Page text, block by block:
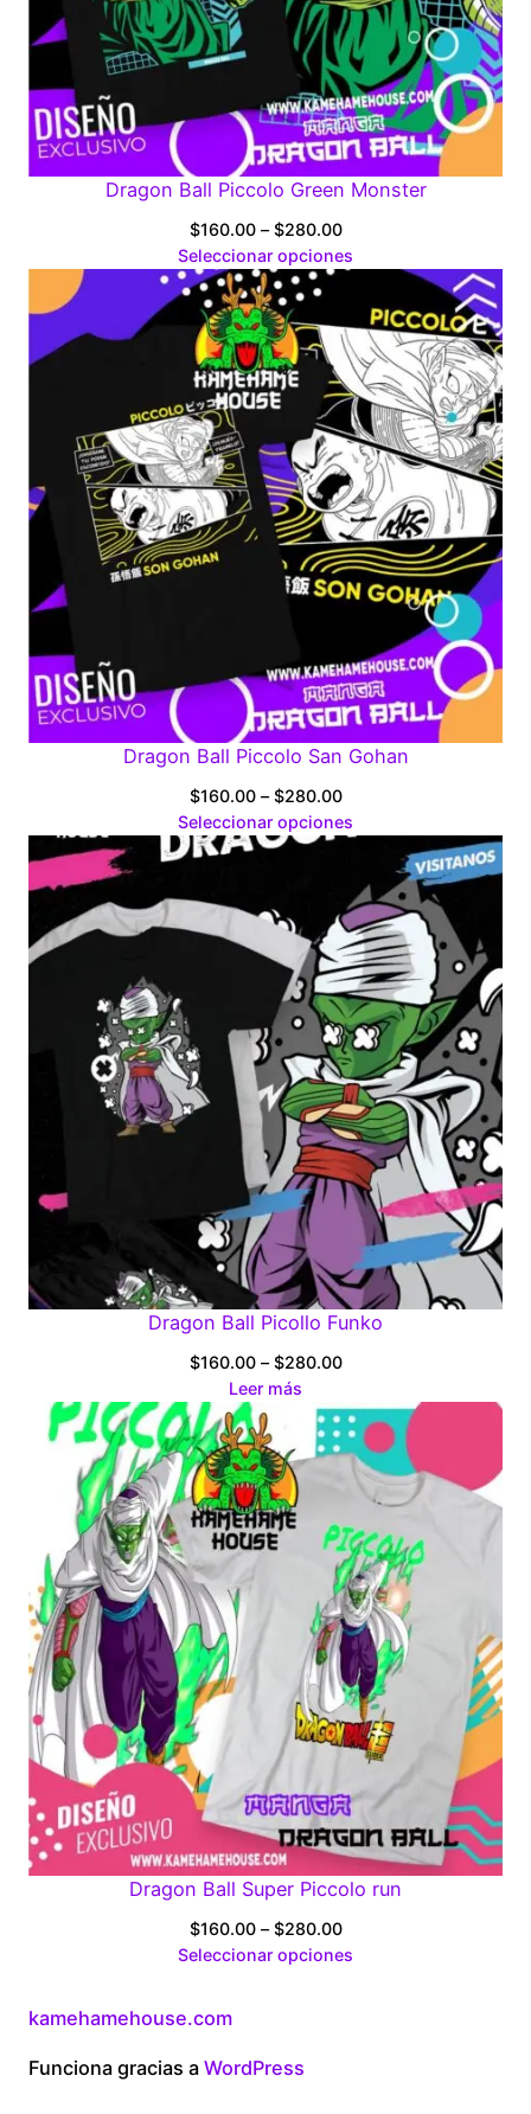
Dragon Ball Piccolo Green Monster
$160.00 – $280.00Price
range:
$160.00
through
$280.00
Seleccionar opciones
Dragon Ball Piccolo San Gohan
$160.00 – $280.00Price
range:
through
$280.00
Seleccionar opciones
Dragon Ball Picollo Funko
$160.00 – $280.00Price
$160.00
through
$280.00
Leer más
Dragon Ball Super Piccolo run
$160.00 – $280.00Price
range:
Seleccionar opciones
kamehamehouse.com
Funciona gracias a WordPress